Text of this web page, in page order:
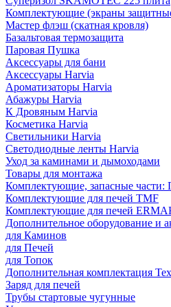
Комплектующие (экраны
Мастер флэш (скатная кровля)
Базальтовая термозащита
Паровая Пушка
Аксессуары для бани
Аксессуары Harvia
Ароматизаторы Harvia
Абажуры Harvia
К Дровяным Harvia
Косметика Harvia
Светильники Harvia
Светодиодные ленты Harvia
Уход за каминами и дымоходами
Товары для монтажа
Комплектующие, запасные
Комплектующие для печей TMF
Комплектующие для печей
Дополнительное оборудование и
для Каминов
для Печей
для Топок
Дополнительная комплектация
Заряд для печей
Трубы стартовые чугунные